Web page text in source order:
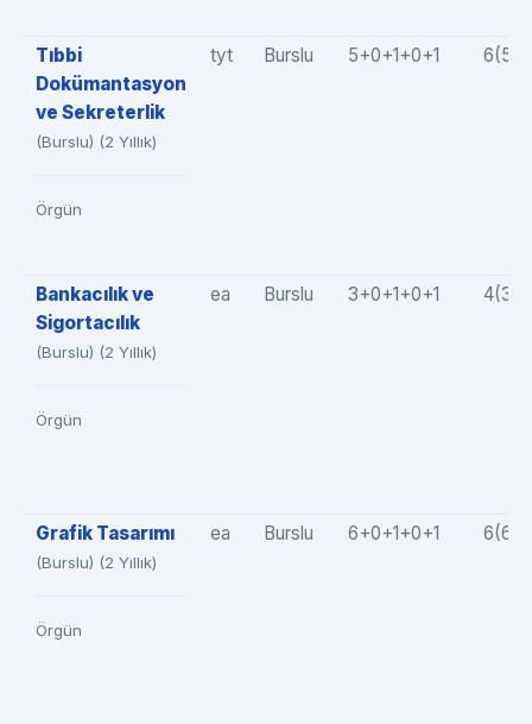
Tıbbi
Dokümantasyon
ve Sekreterlik
(Burslu) (2 Yıllık)
Örgün
tyt Burslu 5+0+1+0+1
Bankacılık ve
Sigortacılık
(Burslu) (2 Yıllık)
Örgün
ea Burslu 3+0+1+0+1
Grafik Tasarımı
(Burslu) (2 Yıllık)
Örgün
ea Burslu 6+0+1+0+1